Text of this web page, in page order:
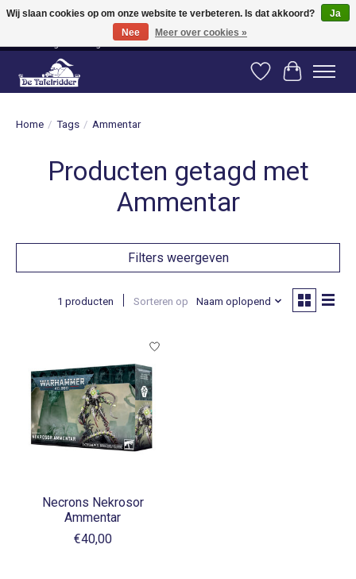
Vanaf 80 euro gratis verzending binnen Nederland! Vanaf 100 euro gratis
verzending naar België en Duitsland!
Verlanglijst
Home / Tags / Ammentar
Producten getagd met
Ammentar
Filters weergeven
1 producten Sorteren op Naam oplopend
Necrons Nekrosor
Ammentar
€40,00
Wij slaan cookies op om onze website te verbeteren. Is dat akkoord?
Ja
Nee
Meer over cookies »